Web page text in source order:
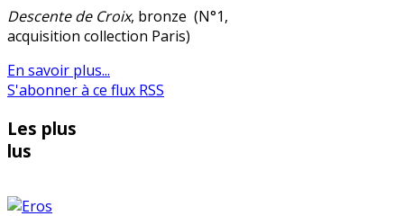
Descente de Croix, bronze (N°1,
acquisition collection Paris)
En savoir plus...
S'abonner à ce flux RSS
Les plus
lus